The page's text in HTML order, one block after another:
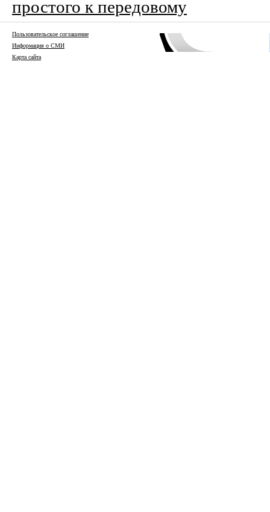
простого к передовому
Пользовательское соглашение
Информация о СМИ
Карта сайта